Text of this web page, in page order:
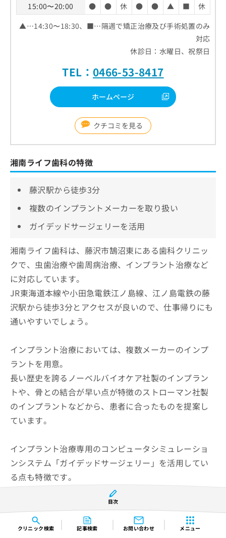
クリニック検索 記事検索 お問い合わせ メニュー
15:00〜20:00
● ● 休 ● ● ▲ ■
休
▲…14:30〜18:30、■…隔週で矯正治療及び手術処置のみ
対応
休診日：水曜日、祝祭日
TEL： 0466-53-8417
ホームページ
クチコミを見る
湘南ライフ歯科の特徴
藤沢駅から徒歩3分
複数のインプラントメーカーを取り扱い
ガイデッドサージェリーを活用
湘南ライフ歯科は、藤沢市鵠沼東にある歯科クリニッ
クで、虫歯治療や歯周病治療、インプラント治療など
に対応しています。
JR東海道本線や小田急電鉄江ノ島線、江ノ島電鉄の藤
沢駅から徒歩3分とアクセスが良いので、仕事帰りにも
通いやすいでしょう。
インプラント治療においては、複数メーカーのインプ
ラントを用意。
長い歴史を誇るノーベルバイオケア社製のインプラン
トや、骨との結合が早い点が特徴のストローマン社製
のインプラントなどから、患者に合ったものを提案し
ています。
インプラント治療専用のコンピュータシミュレーショ
ンシステム「ガイデッドサージェリー」を活用してい
る点も特徴です。
歯科用CTで撮影した立体画像をもとにシミュレーショ
ンを行うことができるため、患者の口の状態に適した
治療ができます。
目次